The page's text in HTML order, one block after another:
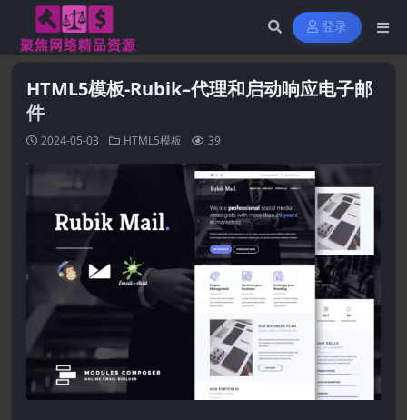
登录
HTML5模板-Rubik–代理和启动响应电子邮
件
2024-05-03 HTML5模板 39